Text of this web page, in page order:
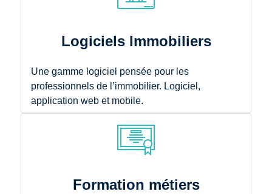
Logiciels Immobiliers
Une gamme logiciel pensée pour les
professionnels de l’immobilier. Logiciel,
application web et mobile.
Formation métiers